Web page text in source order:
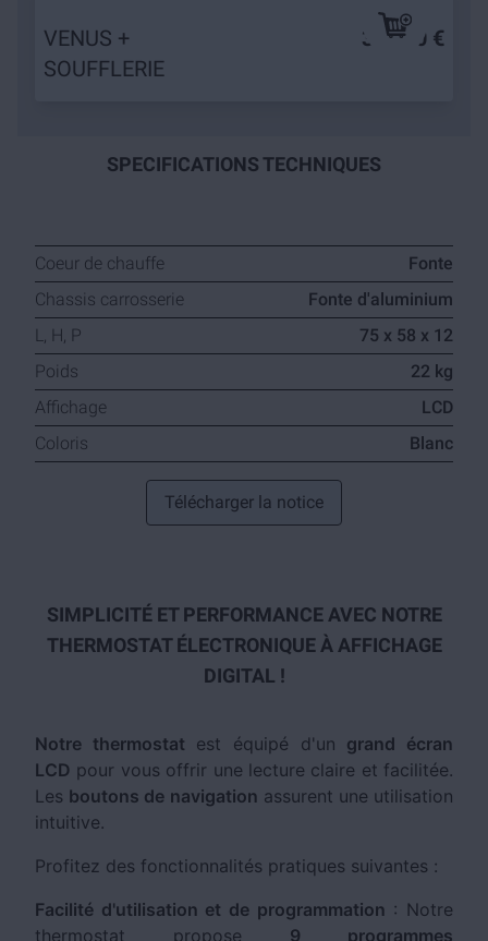
VENUS +
SOUFFLERIE
319,90 €
SPECIFICATIONS TECHNIQUES
Coeur de chauffe
Fonte
Chassis carrosserie
Fonte d'aluminium
L, H, P
75 x 58 x 12
Poids
22 kg
Affichage
LCD
Coloris
Blanc
Télécharger la notice
SIMPLICITÉ ET PERFORMANCE AVEC NOTRE
THERMOSTAT ÉLECTRONIQUE À AFFICHAGE
DIGITAL !
Notre thermostat est équipé d'un grand écran
LCD pour vous offrir une lecture claire et facilitée.
Les boutons de navigation assurent une utilisation
intuitive.
Profitez des fonctionnalités pratiques suivantes :
Facilité d'utilisation et de programmation : Notre
thermostat propose 9 programmes